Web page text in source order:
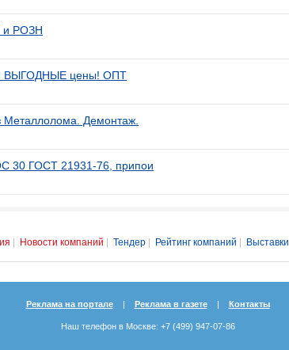
и РОЗН
ВЫГОДНЫЕ цены! ОПТ
Демонтаж.
30 ГОСТ 21931-76, припои
Новости компаний Тендер Рейтинг компаний Выставки
Реклама на портале| Реклама в газете| Контакты
Наш телефон в Москве: +7 (499) 947-07-86